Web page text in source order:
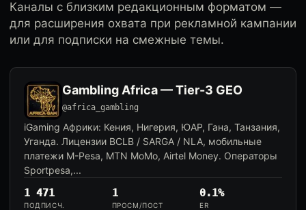
Каналы с близким редакционным форматом —
для расширения охвата при рекламной кампании
или для подписки на смежные темы.
Gambling Africa — Tier-3 GEO
@africa_gambling
iGaming Африки: Кения, Нигерия, ЮАР, Гана, Танзания,
Уганда. Лицензии BCLB / SARGA / NLA, мобильные
платежи M-Pesa, MTN MoMo, Airtel Money. Операторы
Sportpesa,...
1 471
ПОДПИСЧ.
1
ПРОСМ/ПОСТ
0.1%
ER